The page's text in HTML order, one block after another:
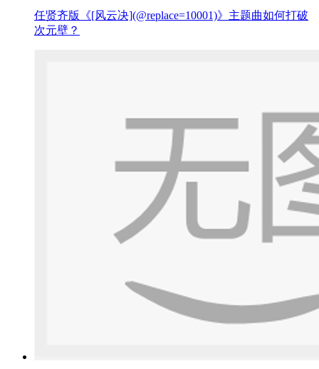
任贤齐版《[风云决](@replace=10001)》主题曲如何打破
次元壁？